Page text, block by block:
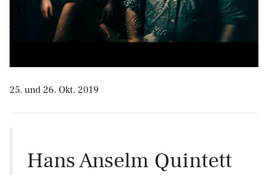
25. und 26. Okt. 2019
Hans Anselm Quintett